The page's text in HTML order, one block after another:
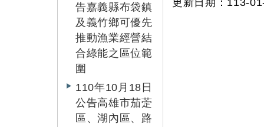
告嘉義縣布袋鎮
及義竹鄉可優先
推動漁業經營結
合綠能之區位範
圍
110年10月18日
公告高雄市茄萣
區、湖內區、路
更新日期：113-